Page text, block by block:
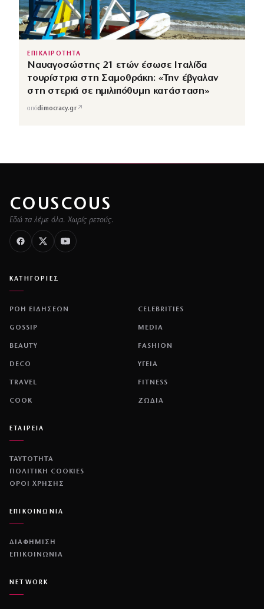
ΕΠΙΚΑΙΡΟΤΗΤΑ
Ναυαγοσώστης 21 ετών έσωσε Ιταλίδα
τουρίστρια στη Σαμοθράκη: «Την έβγαλαν
στη στεριά σε ημιλιπόθυμη κατάσταση»
απόdimocracy.gr↗
COUSCOUS
Εδώ τα λέμε όλα. Χωρίς ρετούς.
ΚΑΤΗΓΟΡΙΕΣ
ΡΟΗ ΕΙΔΗΣΕΩΝ CELEBRITIES
GOSSIP MEDIA
BEAUTY FASHION
DECO ΥΓΕΙΑ
TRAVEL FITNESS
COOK ΖΩΔΙΑ
ΕΤΑΙΡΕΙΑ
ΤΑΥΤΟΤΗΤΑ
ΠΟΛΙΤΙΚΉ COOKIES
ΌΡΟΙ ΧΡΉΣΗΣ
ΕΠΙΚΟΙΝΩΝΙΑ
ΔΙΑΦΗΜΙΣΗ
ΕΠΙΚΟΙΝΩΝΙΑ
NETWORK